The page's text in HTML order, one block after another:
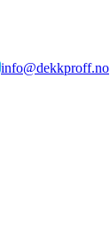
info@dekkproff.no